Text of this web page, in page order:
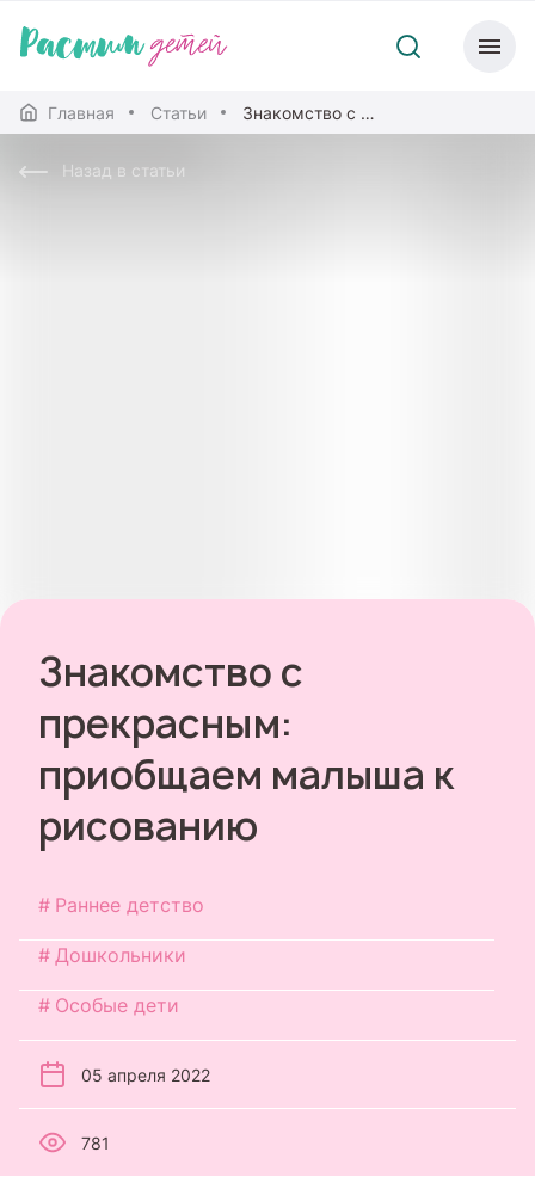
Главная Статьи Знакомство с прекрасным: приобщаем малыша к рисованию
Назад в статьи
Знакомство с
прекрасным:
приобщаем малыша к
рисованию
Раннее детство
Дошкольники
Особые дети
05 апреля 2022
781